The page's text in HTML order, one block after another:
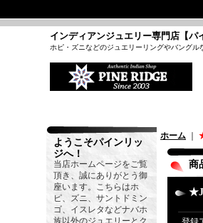
インディアンジュエリー専門店【パ
ホピ・ズニなどのジュエリーリングやバングル
ようこそパインリッ
ジへ！
当店ホームページをご覧
頂き、誠にありがとう御
座います。こちらはホ
ピ、ズニ、サントドミン
ゴ、イスレタなどナバホ
族以外のジュエリーとク
ホーム
商